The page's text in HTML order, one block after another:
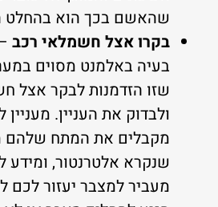
שהאשם בכך הוא בהחלט
בקרו אצל חשמלאי רכב
בעיה באלמנט מסוים
שזו הזדמנות לבקר אצל
ולבדוק את העניין.
מקבלים את המתח שלהם
שנקרא אלטרנטור, ומידע
מעביר למצבר יעזור לכם